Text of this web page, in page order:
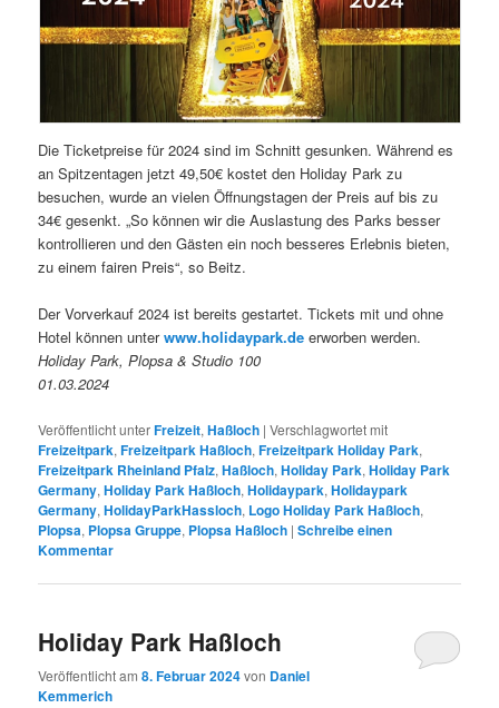
Die Ticketpreise für 2024 sind im Schnitt gesunken. Während es
an Spitzentagen jetzt 49,50€ kostet den Holiday Park zu
besuchen, wurde an vielen Öffnungstagen der Preis auf bis zu
34€ gesenkt. „So können wir die Auslastung des Parks besser
kontrollieren und den Gästen ein noch besseres Erlebnis bieten,
zu einem fairen Preis“, so Beitz.
Der Vorverkauf 2024 ist bereits gestartet. Tickets mit und ohne
Hotel können unterwww.holidaypark.de erworben werden.
Holiday Park, Plopsa & Studio 100
01.03.2024
Veröffentlicht unterFreizeit,Haßloch |Verschlagwortet mit
Freizeitpark,Freizeitpark Haßloch,Freizeitpark Holiday Park,
Freizeitpark Rheinland Pfalz,Haßloch,Holiday Park,Holiday Park
Germany,Holiday Park Haßloch,Holidaypark,Holidaypark
Germany,HolidayParkHassloch, Logo Holiday Park Haßloch,
Plopsa, Plopsa Gruppe, Plopsa Haßloch |Schreibe einen
Kommentar
Holiday Park Haßloch
Veröffentlicht am8. Februar 2024von Daniel
Kemmerich